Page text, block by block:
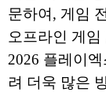
문하여, 게임
오프라인 게
2026 플레이
려 더욱 많은